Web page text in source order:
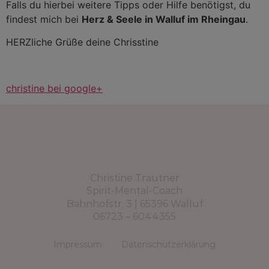
Falls du hierbei weitere Tipps oder Hilfe benötigst, du
findest mich bei Herz & Seele in Walluf im Rheingau.
HERZliche Grüße deine Chrisstine
christine bei google+
Christine Trautner
Spirit-Mental-Coach
Bahnhofstr. 3 | 65396 Walluf
06723 – 6044355
Impressum Datenschutzerklärung